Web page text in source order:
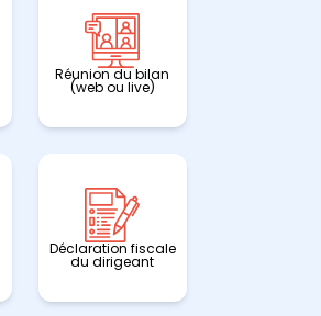
Réunion du bilan
(web ou live)
Déclaration fiscale
du dirigeant